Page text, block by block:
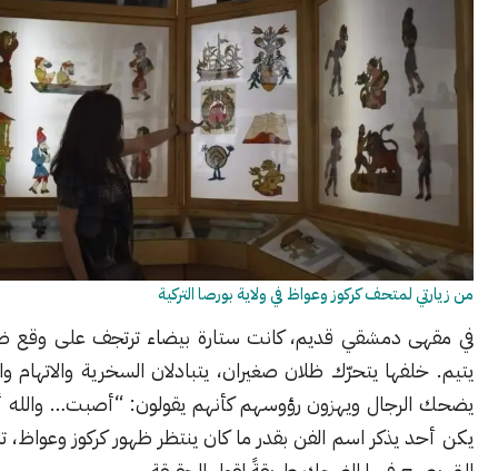
كركوز وعواظ في ولاية بورصا التركية
دمشقي قديم، كانت ستارة بيضاء ترتجف على وقع ضوء مصباح
يتحرّك ظلان صغيران، يتبادلان السخرية والاتهام والمكر، بينما
ويهزون رؤوسهم كأنهم يقولون: “أصبت… والله أصبت”. لم
اسم الفن بقدر ما كان ينتظر ظهور كركوز وعواظ، تلك اللحظة